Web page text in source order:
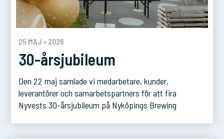
25 MAJ • 2026
30-årsjubileum
Den 22 maj samlade vi medarbetare, kunder,
leverantörer och samarbetspartners för att fira
Nyvests 30-årsjubileum på Nyköpings Brewing